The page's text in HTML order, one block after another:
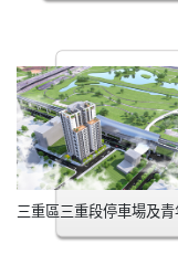
三重區三重段停車場及